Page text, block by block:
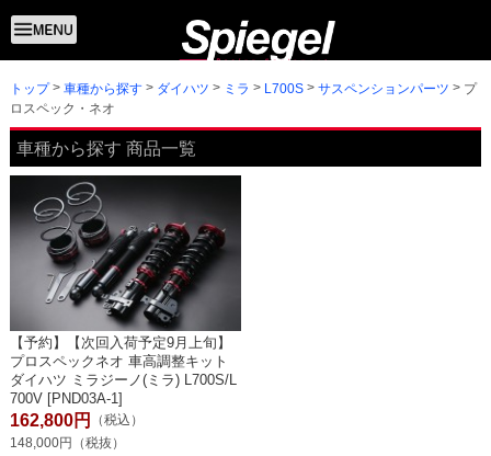
トップ 車種から探す ダイハツ ミラ L700S サスペンションパーツ
プ
ロスペック・ネオ
車種から探す 商品一覧
【予約】【次回入荷予定9月上旬】
プロスペックネオ 車高調整キット
ダイハツ ミラジーノ(ミラ) L700S/L
700V [PND03A-1]
162,800円
（税込）
148,000円（税抜）